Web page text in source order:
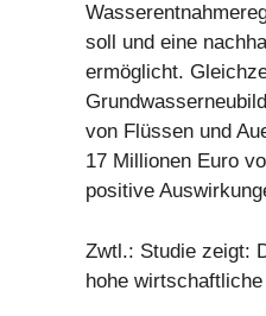
soll und eine
ermöglicht.
von Flüssen und
17 Millionen Euro
positive
Zwtl.: Studie zeigt:
hohe